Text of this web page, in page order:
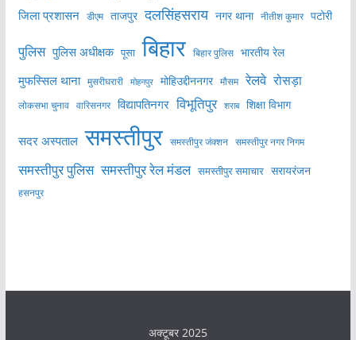
जिला प्रशासन डीएम ताजपुर दलसिंहसराय नगर थाना नीतीश कुमार पटोरी
पुलिस पुलिस अधीक्षक पूसा बिहार बिहार पुलिस भारतीय रेल
मुफस्सिल थाना मुसरीघरारी मोहनपुर मोहिउद्दीननगर मौसम रेलवे रोसड़ा
लोकसभा चुनाव वारिसनगर विद्यापतिनगर विभूतिपुर शराब शिक्षा विभाग
सदर अस्पताल समस्तीपुर समस्तीपुर जंक्शन समस्तीपुर नगर निगम
समस्तीपुर पुलिस समस्तीपुर रेल मंडल समस्तीपुर समाचार सरायरंजन
हसनपुर
अक्टूबर 2025